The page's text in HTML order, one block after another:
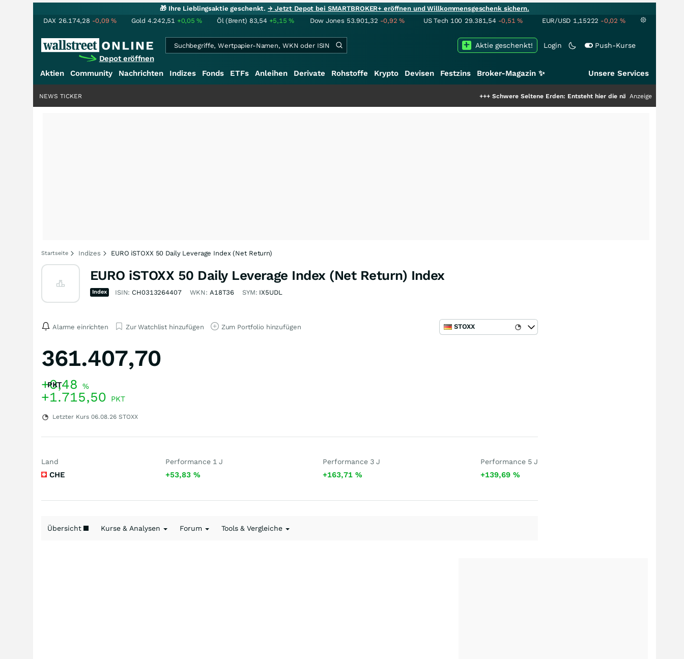
🎁 Ihre Lieblingsaktie geschenkt.→ Jetzt Depot bei SMARTBROKER+ eröffnen und Willkommensgeschenk sichern.
DAX 26.174,28 -0,09% Gold 4.242,51 +0,05% Öl (Brent) 83,54 +5,15% Dow Jones 53.901,32 -0,92% US Tech 100 29.381,54 -0,51% EUR/USD 1,15222 -0,02 %
Depot eröffnen
Login Push-Kurse
Aktie geschenkt!
Aktien Community Nachrichten Indizes Fonds ETFs Anleihen Derivate Rohstoffe Krypto Devisen Festzins Broker-Magazin ✨ Unsere Services
Schwere Seltene Erden: Entsteht hier die nächste Milliardenstory?
Anzeige
NEWS TICKER
Startseite Indizes EURO iSTOXX 50 Daily Leverage Index (Net Return)
EURO iSTOXX 50 Daily Leverage Index (Net Return) Index
Index ISIN: CH0313264407 WKN: A18T36 SYM: IX5UDL
Alarme einrichten Zur Watchlist hinzufügen Zum Portfolio hinzufügen STOXX
361.407,70
PKT
+0,48 %
+1.715,50 PKT
Letzter Kurs 06.08.26 STOXX
Land
CHE
Performance 1 J
+53,83 %
Performance 3 J
+163,71%
Performance 5 J
+139,69 %
Übersicht Kurse & Analysen Forum Tools & Vergleiche